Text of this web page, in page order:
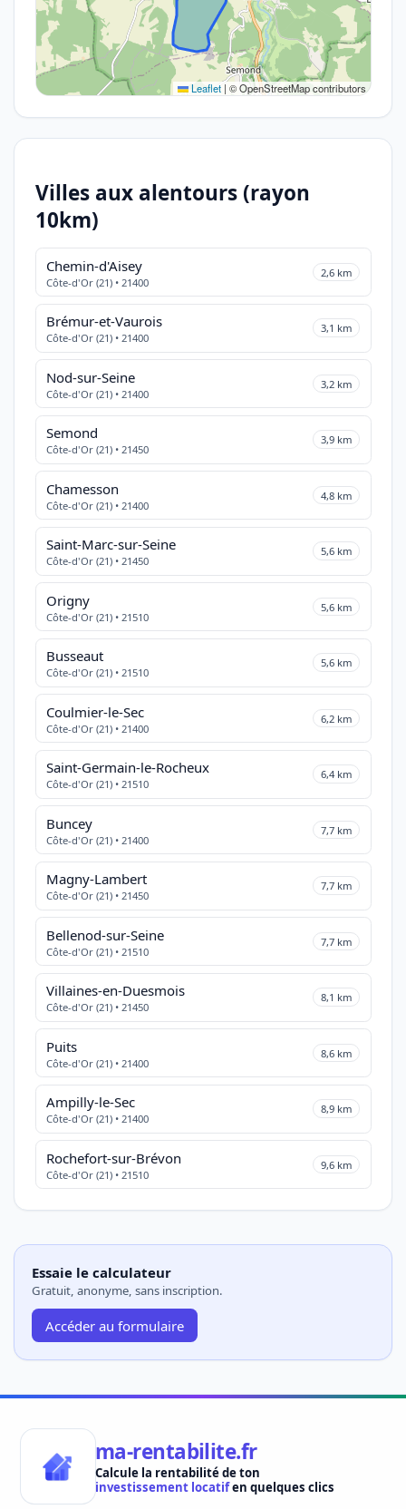
Leaflet | © OpenStreetMap contributors
Villes aux alentours (rayon
10km)
Chemin-d'Aisey
Côte-d'Or (21) • 21400
2,6 km
Brémur-et-Vaurois
Côte-d'Or (21) • 21400
3,1 km
Nod-sur-Seine
Côte-d'Or (21) • 21400
3,2 km
Semond
Côte-d'Or (21) • 21450
3,9 km
Chamesson
Côte-d'Or (21) • 21400
4,8 km
Saint-Marc-sur-Seine
Côte-d'Or (21) • 21450
5,6 km
Origny
Côte-d'Or (21) • 21510
5,6 km
Busseaut
Côte-d'Or (21) • 21510
5,6 km
Coulmier-le-Sec
Côte-d'Or (21) • 21400
6,2 km
Saint-Germain-le-Rocheux
Côte-d'Or (21) • 21510
6,4 km
Buncey
Côte-d'Or (21) • 21400
7,7 km
Magny-Lambert
Côte-d'Or (21) • 21450
7,7 km
Bellenod-sur-Seine
Côte-d'Or (21) • 21510
7,7 km
Villaines-en-Duesmois
Côte-d'Or (21) • 21450
8,1 km
Puits
Côte-d'Or (21) • 21400
8,6 km
Ampilly-le-Sec
Côte-d'Or (21) • 21400
8,9 km
Rochefort-sur-Brévon
Côte-d'Or (21) • 21510
9,6 km
Essaie le calculateur
Gratuit, anonyme, sans inscription.
Accéder au formulaire
ma-rentabilite.fr
Calcule la rentabilité de ton
investissement locatifen quelques clics